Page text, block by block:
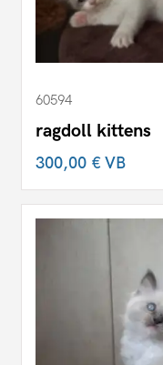
60594
ragdoll kittens
300,00 €VB